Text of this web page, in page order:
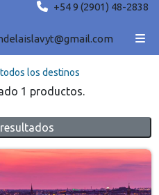
+54 9 (2901) 48-2838
los destinos
1 productos.